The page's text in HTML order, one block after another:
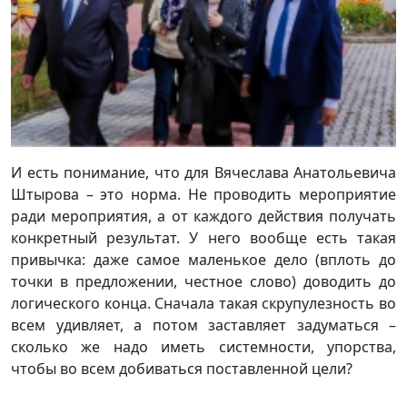
И есть понимание, что для Вячеслава Анатольевича
Штырова – это норма. Не проводить мероприятие
ради мероприятия, а от каждого действия получать
конкретный результат. У него вообще есть такая
привычка: даже самое маленькое дело (вплоть до
точки в предложении, честное слово) доводить до
логического конца. Сначала такая скрупулезность во
всем удивляет, а потом заставляет задуматься –
сколько же надо иметь системности, упорства,
чтобы во всем добиваться поставленной цели?